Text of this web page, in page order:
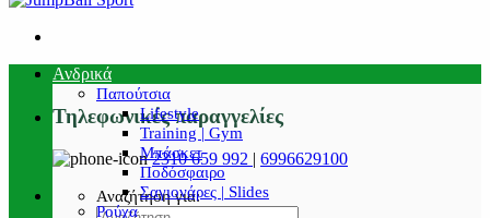
Τηλεφωνικές παραγγελίες
2310 659 992 | 6996629100
Αναζήτηση για:
Ανδρικά
Παπούτσια
Lifestyle
Training | Gym
Μπάσκετ
Ποδόσφαιρο
Σαγιονάρες | Slides
Ρούχα